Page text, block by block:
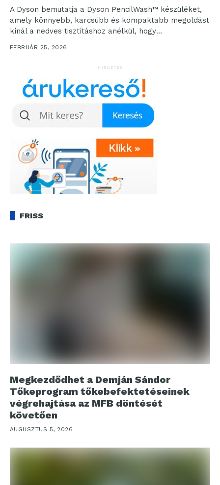
A Dyson bemutatja a Dyson PencilWash™ készüléket,
amely könnyebb, karcsúbb és kompaktabb megoldást
kínál a nedves tisztításhoz anélkül, hogy
kompromisszumot kötnénk a higiénia...
FEBRUÁR 25, 2026
HIRDETÉS
FRISS
Megkezdődhet a Demján Sándor
Tőkeprogram tőkebefektetéseinek
végrehajtása az MFB döntését
követően
AUGUSZTUS 5, 2026